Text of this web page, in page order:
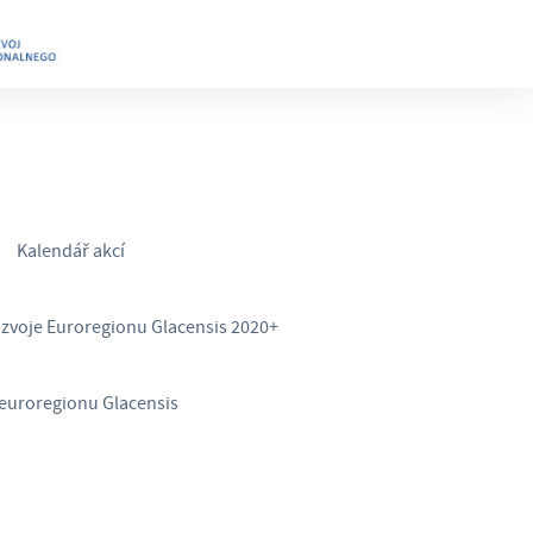
Kalendář akcí
Euroregionu Glacensis 2020+
Glacensis